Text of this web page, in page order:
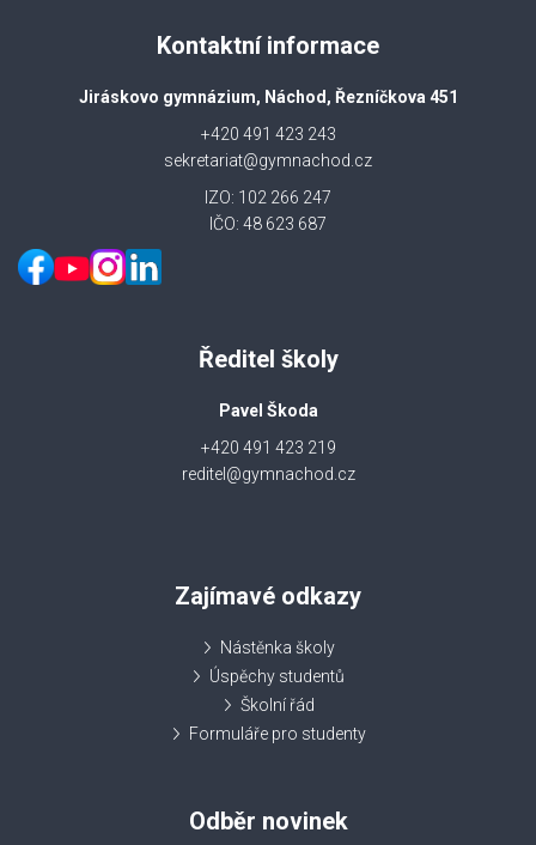
Kontaktní informace
Jiráskovo gymnázium, Náchod, Řezníčkova 451
+420 491 423 243
sekretariat@gymnachod.cz
IZO: 102 266 247
IČO: 48 623 687
Ředitel školy
Pavel Škoda
+420 491 423 219
reditel@gymnachod.cz
Zajímavé odkazy
Nástěnka školy
Úspěchy studentů
Školní řád
Formuláře pro studenty
Odběr novinek